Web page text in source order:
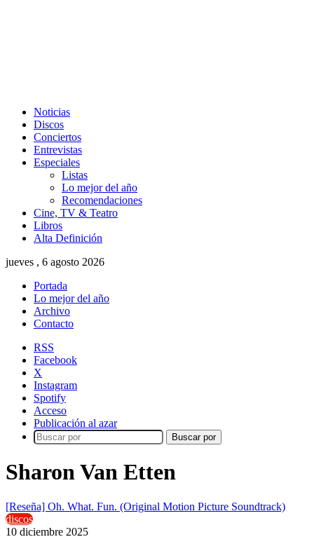
Noticias
Discos
Conciertos
Entrevistas
Especiales
Listas
Lo mejor del año
Recomendaciones
Cine, TV & Teatro
Libros
Alta Definición
jueves , 6 agosto 2026
Portada
Lo mejor del año
Archivo
Contacto
RSS
Facebook
X
Instagram
Spotify
Acceso
Publicación al azar
Buscar por
Sharon Van Etten
[Reseña] Oh. What. Fun. (Original Motion Picture Soundtrack)
discos
10 diciembre 2025